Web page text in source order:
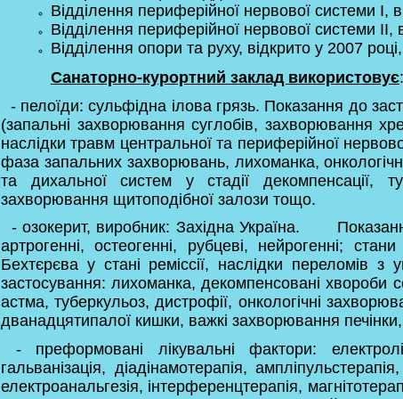
Відділення периферійної нервової системи I,
Відділення периферійної нервової системи II,
Відділення опори та руху, відкрито у 2007
Санаторно-курортний заклад використовує:
- пелоїди: сульфідна ілова грязь. Показання до
(запальні захворювання суглобів, захворювання
наслідки травм центральної та периферійної
фаза запальних захворювань, лихоманка,
та дихальної систем у стадії декомпенсації,
захворювання щитоподібної залози тощо.
- озокерит, виробник: Західна Україна.
артрогенні, остеогенні, рубцеві, нейрогенні;
Бехтєрєва у стані реміссії, наслідки переломів
застосування: лихоманка, декомпенсовані хвороби
астма, туберкульоз, дистрофії, онкологічні
дванадцятипалої кишки, важкі захворювання
- преформовані лікувальні фактори:
гальванізація, діадінамотерапія,
електроанальгезія, інтерференцтерапія,